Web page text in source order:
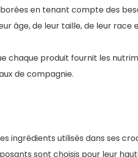
en tenant compte des
âge, de leur taille, de leur race
chaque produit fournit les
de compagnie.
ingrédients utilisés dans ses
sont choisis pour leur